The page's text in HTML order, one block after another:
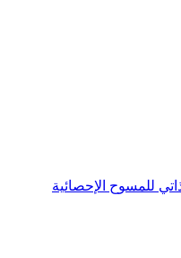
للمسوح الإحصائية